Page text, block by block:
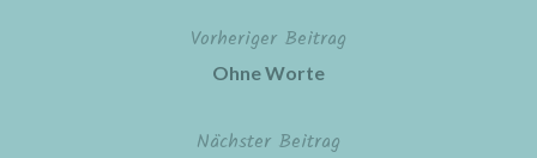
BeitragsnavigationVorheriger Beitrag
Ohne Worte
Nächster Beitrag